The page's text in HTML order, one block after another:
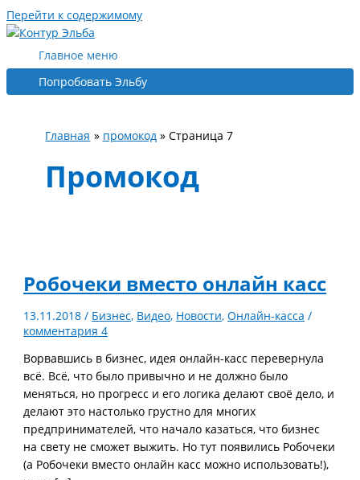
Перейти к содержимому
Главное меню
Попробовать Эльбу
Главная промокод Страница 7
Промокод
Робочеки вместо онлайн касс
13.11.2018/ Бизнес, Видео, Новости,Онлайн-касса /
комментария 4
Ворвавшись в бизнес, идея онлайн-касс перевернула
всё. Всё, что было привычно и не должно было
меняться, но прогресс и его логика делают своё дело, и
делают это настолько грустно для многих
предпринимателей, что начало казаться, что бизнес
на свету не сможет выжить. Но тут появились Робочеки
(а Робочеки вместо онлайн касс можно использовать!),